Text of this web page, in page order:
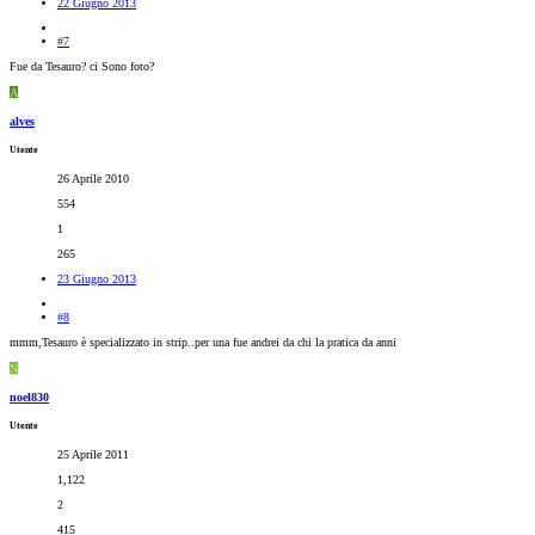
#7
Fue da Tesauro? ci Sono foto?
A
alves
Utente
26 Aprile 2010
554
1
265
23 Giugno 2013
#8
mmm,Tesauro è specializzato in strip..per una fue andrei da chi la pratica da anni
N
noel830
Utente
25 Aprile 2011
1,122
2
415